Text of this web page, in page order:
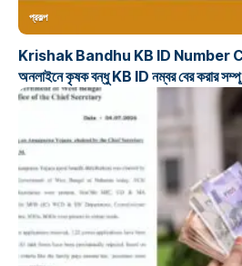
প্রকল্প
Krishak Bandhu KB ID Number
অনলাইনে কৃষক বন্ধু KB ID নম্বর বের করার